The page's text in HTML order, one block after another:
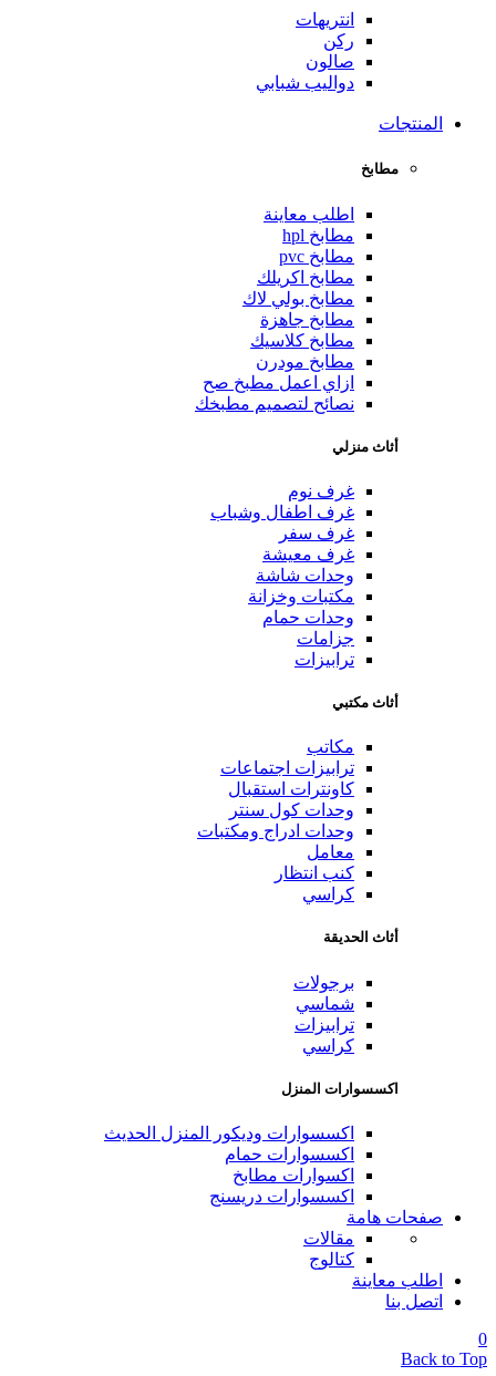
انتريهات
ركن
صالون
دواليب شبابي
المنتجات
مطابخ
اطلب معاينة
مطابخ hpl
مطابخ pvc
مطابخ اكريلك
مطابخ بولي لاك
مطابخ جاهزة
مطابخ كلاسيك
مطابخ مودرن
ازاي اعمل مطبخ صح
نصائح لتصميم مطبخك
أثاث منزلي
غرف نوم
غرف اطفال وشباب
غرف سفر
غرف معيشة
وحدات شاشة
مكتبات وخزانة
وحدات حمام
جزامات
ترابيزات
أثاث مكتبي
مكاتب
ترابيزات اجتماعات
كاونترات استقبال
وحدات كول سنتر
وحدات ادراج ومكتبات
معامل
كنب انتظار
كراسي
أثاث الحديقة
برجولات
شماسي
ترابيزات
كراسي
اكسسوارات المنزل
اكسسوارات وديكور المنزل الحديث
اكسسوارات حمام
اكسوارات مطابخ
اكسسوارات دريسنج
صفحات هامة
مقالات
كتالوج
اطلب معاينة
اتصل بنا
0
Back to Top